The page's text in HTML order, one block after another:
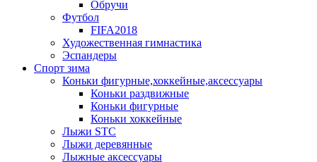
Обручи
Футбол
FIFA2018
Художественная гимнастика
Эспандеры
Спорт зима
Коньки фигурные,хоккейные,аксессуары
Коньки раздвижные
Коньки фигурные
Коньки хоккейные
Лыжи STC
Лыжи деревянные
Лыжные аксессуары